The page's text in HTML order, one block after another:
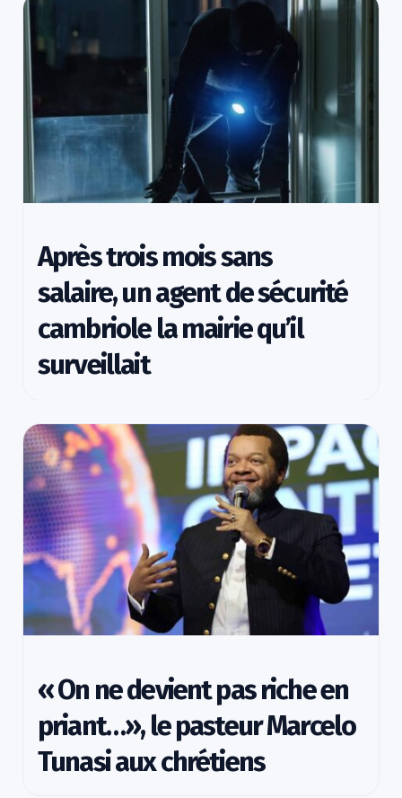
Après trois mois sans
salaire, un agent de sécurité
cambriole la mairie qu’il
surveillait
« On ne devient pas riche en
priant…», le pasteur Marcelo
Tunasi aux chrétiens